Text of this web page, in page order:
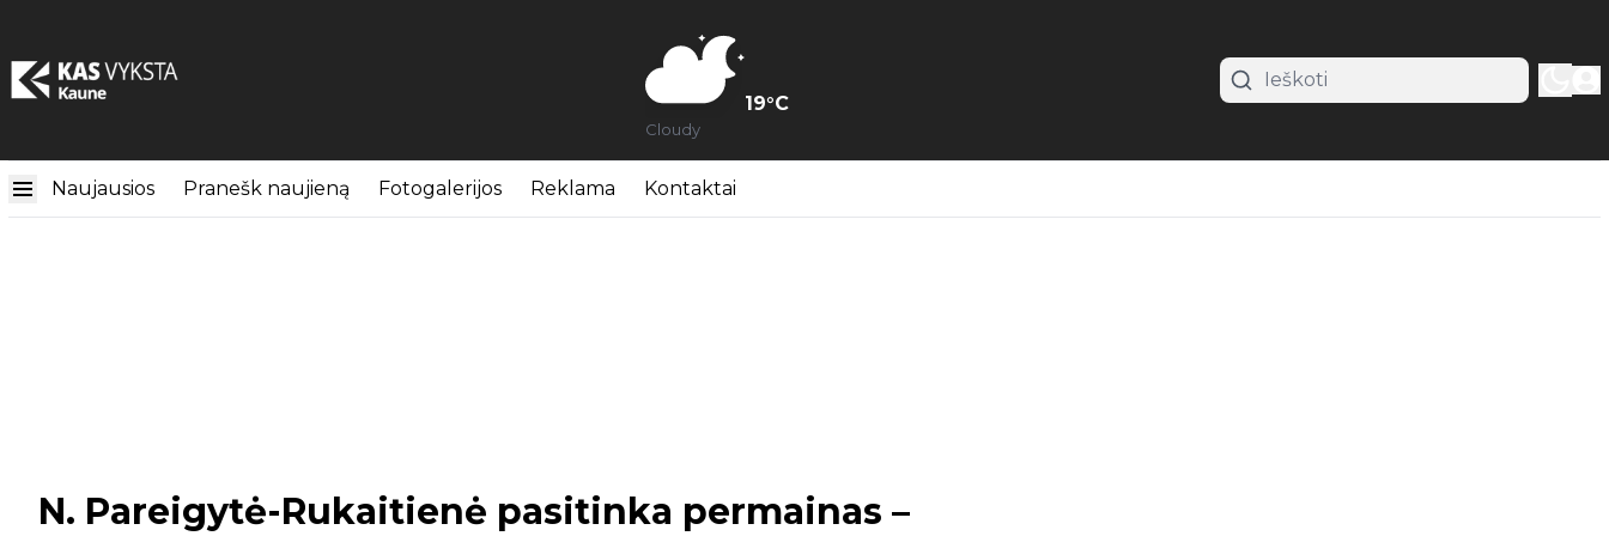
19°C
Cloudy
Naujausios Pranešk naujieną Fotogalerijos Reklama Kontaktai
N. Pareigytė-Rukaitienė pasitinka permainas –